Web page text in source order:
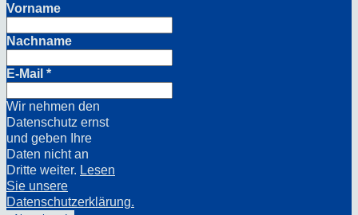
Vorname
Nachname
E-Mail *
Wir nehmen den
Datenschutz ernst
und geben Ihre
Daten nicht an
Dritte weiter. Lesen
Sie unsere
Datenschutzerklärung.